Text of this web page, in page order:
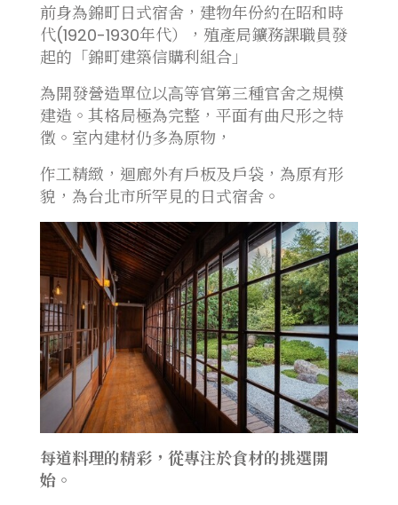
前身為錦町日式宿舍，建物年份約在昭和時
代(1920-1930年代），殖產局鑛務課職員發
起的「錦町建築信購利組合」
為開發營造單位以⾼等官第三種官舍之規模
建造。其格局極為完整，平面有曲尺形之特
徵。室內建材仍多為原物，
作工精緻，迴廊外有戶板及戶袋，為原有形
貌，為台北市所罕見的日式宿舍。
每道料理的精彩，從專注於食材的挑選開
始。